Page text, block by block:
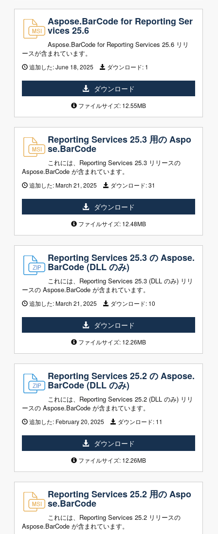
Aspose.BarCode for Reporting Ser
vices 25.6
Aspose.BarCode for Reporting Services 25.6 リリ
ースが含まれています。
追加した:June 18, 2025 ダウンロード: 1
ダウンロード
ファイルサイズ: 12.55MB
Reporting Services 25.3 用の Aspo
se.BarCode
これには、Reporting Services 25.3 リリースの
Aspose.BarCode が含まれています。
追加した:March 21, 2025 ダウンロード:31
ダウンロード
ファイルサイズ: 12.48MB
Reporting Services 25.3 の Aspose.
BarCode (DLL のみ)
これには、Reporting Services 25.3 (DLL のみ) リリ
ースの Aspose.BarCode が含まれています。
追加した:March 21, 2025 ダウンロード: 10
ダウンロード
ファイルサイズ: 12.26MB
Reporting Services 25.2 の Aspose.
BarCode (DLL のみ)
これには、Reporting Services 25.2 (DLL のみ) リリ
ースの Aspose.BarCode が含まれています。
追加した: February 20, 2025 ダウンロード: 11
ダウンロード
ファイルサイズ: 12.26MB
Reporting Services 25.2 用の Aspo
se.BarCode
これには、Reporting Services 25.2 リリースの
Aspose.BarCode が含まれています。